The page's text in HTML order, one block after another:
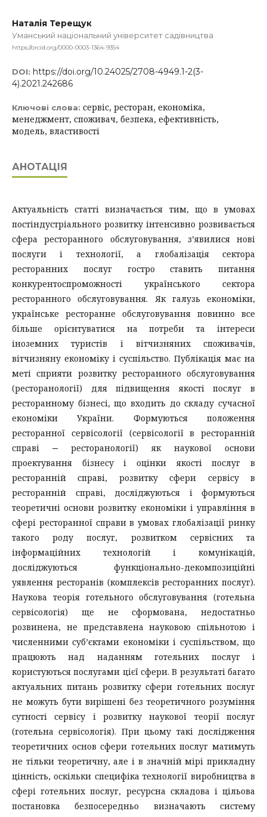
Наталія Терещук
Уманський національний університет садівництва
https://orcid.org/0000-0003-1364-9354
DOI: https://doi.org/10.24025/2708-4949.1-2(3-
4).2021.242686
Ключові слова: сервіс, ресторан, економіка,
менеджмент, споживач, безпека, ефективність,
модель, властивості
АНОТАЦІЯ
Актуальність статті визначається тим, що в умовах
постіндустріального розвитку інтенсивно розвивається
сфера ресторанного обслуговування, з’явилися нові
послуги і технології, а глобалізація сектора
ресторанних послуг гостро ставить питання
конкурентоспроможності українського сектора
ресторанного обслуговування. Як галузь економіки,
українське ресторанне обслуговування повинно все
більше орієнтуватися на потреби та інтереси
іноземних туристів і вітчизняних споживачів,
вітчизняну економіку і суспільство. Публікація має на
меті сприяти розвитку ресторанного обслуговування
(ресторанології) для підвищення якості послуг в
ресторанному бізнесі, що входить до складу сучасної
економіки України. Формуються положення
ресторанної сервісології (сервісології в ресторанній
справі ‒ ресторанології) як наукової основи
проектування бізнесу і оцінки якості послуг в
ресторанній справі, розвитку сфери сервісу в
ресторанній справі, досліджуються і формуються
теоретичні основи розвитку економіки і управління в
сфері ресторанної справи в умовах глобалізації ринку
такого роду послуг, розвитком сервісних та
інформаційних технологій і комунікацій,
досліджуються функціонально-декомпозиційні
уявлення ресторанів (комплексів ресторанних послуг).
Наукова теорія готельного обслуговування (готельна
сервісологія) ще не сформована, недостатньо
розвинена, не представлена науковою спільнотою і
численними суб’єктами економіки і суспільством, що
працюють над наданням готельних послуг і
користуються послугами цієї сфери. В результаті багато
актуальних питань розвитку сфери готельних послуг
не можуть бути вирішені без теоретичного розуміння
сутності сервісу і розвитку наукової теорії послуг
(готельна сервісологія). При цьому такі дослідження
теоретичних основ сфери готельних послуг матимуть
не тільки теоретичну, але і в значній мірі прикладну
цінність, оскільки специфіка технології виробництва в
сфері готельних послуг, ресурсна складова і цільова
постановка безпосередньо визначають систему